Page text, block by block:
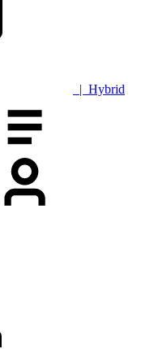
| Hybrid